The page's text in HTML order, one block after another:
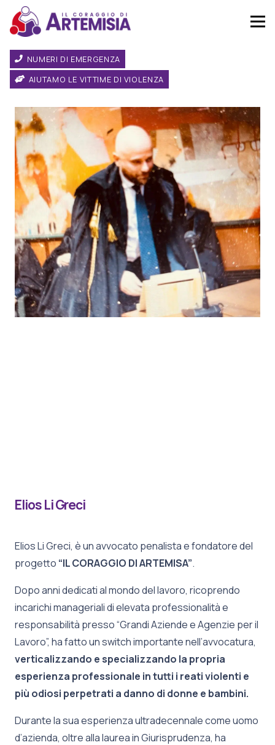
NUMERI DI EMERGENZA
AIUTAMO LE VITTIME DI VIOLENZA
Elios Li Greci
Elios Li Greci, è un avvocato penalista e fondatore del
progetto “IL CORAGGIO DI ARTEMISA”.
Dopo anni dedicati al mondo del lavoro, ricoprendo
incarichi manageriali di elevata professionalità e
responsabilità presso “Grandi Aziende e Agenzie per il
Lavoro”, ha fatto un switch importante nell’avvocatura,
verticalizzando e specializzando la propria
esperienza professionale in tutti i reati violenti e
più odiosi perpetrati a danno di donne e bambini.
Durante la sua esperienza ultradecennale come uomo
d’azienda, oltre alla laurea in Giurisprudenza, ha